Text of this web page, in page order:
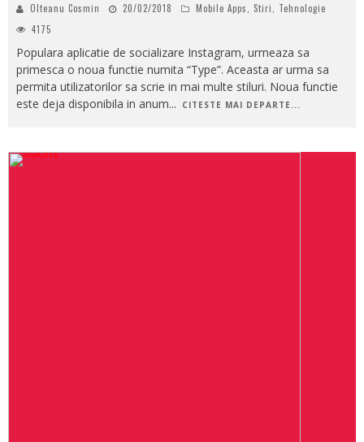
Olteanu Cosmin 20/02/2018 Mobile Apps Stiri
Tehnologie
4175
Populara aplicatie de socializare Instagram, urmeaza sa
primesca o noua functie numita “Type”. Aceasta ar urma sa
permita utilizatorilor sa scrie in mai multe stiluri. Noua functie
este deja disponibila in anum... CITESTE MAI DEPARTE...